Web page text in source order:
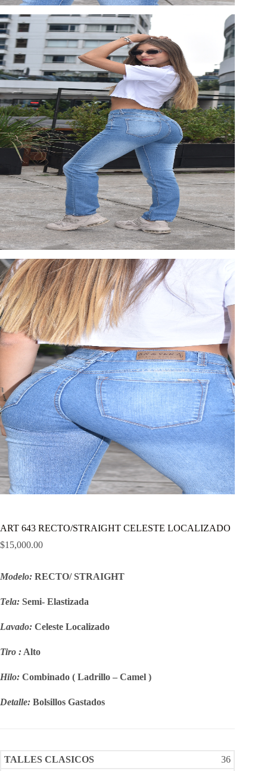
ART 643 RECTO/STRAIGHT CELESTE LOCALIZADO
$15,000.00
Modelo: RECTO/ STRAIGHT
Tela: Semi- Elastizada
Lavado: Celeste Localizado
Tiro : Alto
Hilo: Combinado ( Ladrillo – Camel )
Detalle: Bolsillos Gastados
36